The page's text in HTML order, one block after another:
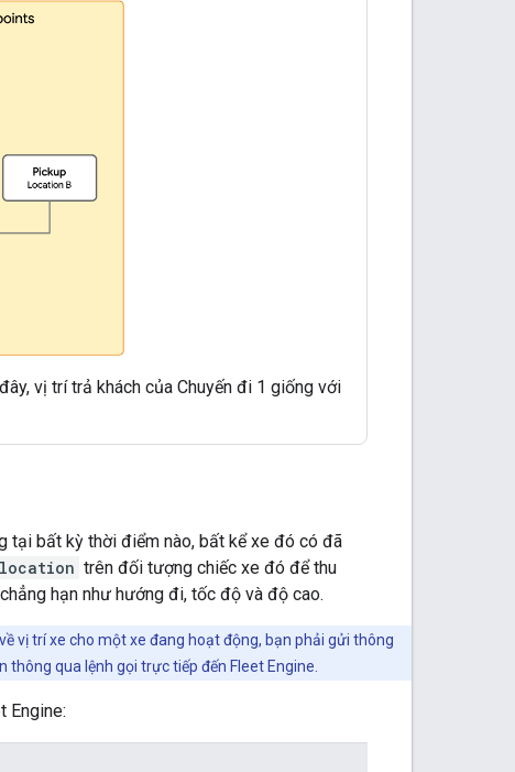
vị trí trả khách của Chuyến đi 1 giống với
tại bất kỳ thời điểm nào, bất kể xe đó có đã
trên đối tượng chiếc xe đó để thu
hạn như hướng đi, tốc độ và độ cao.
vị trí xe cho một xe đang hoạt động, bạn phải gửi thông
thông qua lệnh gọi trực tiếp đến Fleet Engine.
Engine: